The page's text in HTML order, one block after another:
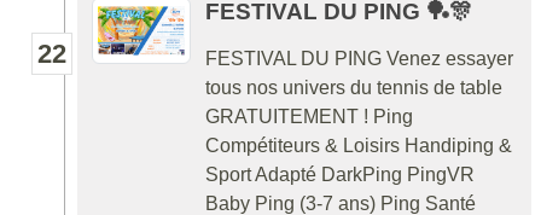
22
FESTIVAL DU PING 🏓🎊
FESTIVAL DU PING Venez essayer
tous nos univers du tennis de table
GRATUITEMENT ! Ping
Compétiteurs & Loisirs Handiping &
Sport Adapté DarkPing PingVR
Baby Ping (3-7 ans) Ping Santé